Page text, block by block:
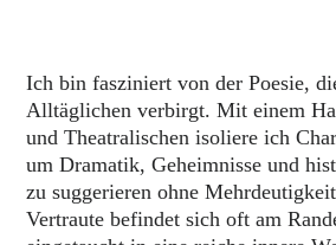
Ich bin fasziniert von der Poesie,
Alltäglichen verbirgt. Mit einem
und Theatralischen isoliere ich
um Dramatik, Geheimnisse und
zu suggerieren ohne
Vertraute befindet sich oft am